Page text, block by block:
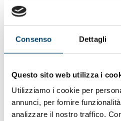
Consenso Dettagli
Questo sito web utilizza i
Utilizziamo i cookie per
annunci, per fornire
analizzare il nostro traffico.
Con il contributo